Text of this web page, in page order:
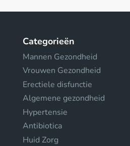
Categorieën
Mannen Gezondheid
Vrouwen Gezondheid
Erectiele disfunctie
Algemene gezondheid
Hypertensie
Antibiotica
Huid Zorg